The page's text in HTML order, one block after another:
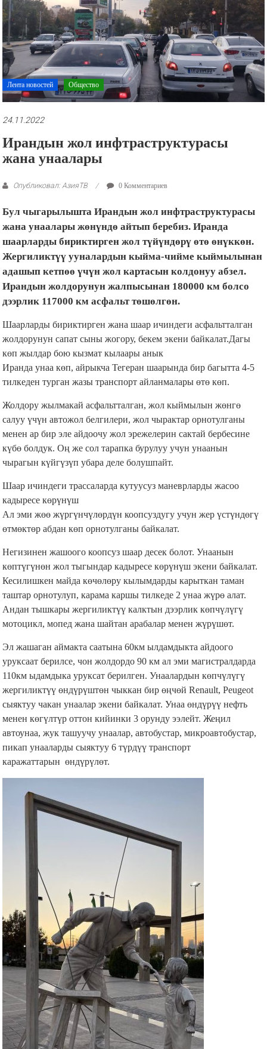
рекламные
ролики
и
презентации.
Лента новостей Общество
Ирандын жол инфтраструктурасы
жана унаалары
Бул чыгарылышта Ирандын жол инфтраструктурасы
жана унаалары жөнүндө айтып беребиз. Иранда
шаарларды бириктирген жол түйүндөрү өтө өнүккөн.
Жергиликтүү ууналардын кыйма-чийме кыймылынан
адашып кетпөө үчүн жол картасын колдонуу абзел.
Ирандын жолдорунун жалпысынан 180000 км болсо
Шаарларды бириктирген жана шаар ичиндеги асфальтталган
жолдорунун сапат сыны жогору, бекем экени байкалат.Дагы
көп жылдар бою кызмат кылаары анык
Иранда унаа көп, айрыкча Тегеран шаарында бир багытта 4-5
Жолдору жылмакай асфальтталган, жол кыймылын жөнгө
салуу үчүн автожол белгилери, жол чырактар орнотулганы
менен ар бир эле айдоочу жол эрежелерин сактай бербесине
күбө болдук. Оң же сол тарапка бурулуу учун унаанын
Шаар ичиндеги трассаларда кутуусуз маневрларды жасоо
кадыресе көрүнүш
Ал эми жөө жүргүнчүлөрдүн коопсуздугу учун жер үстүндөгү
Негизинен жашоого коопсуз шаар десек болот. Унаанын
көптүгүнөн жол тыгындар кадыресе көрүнүш экени байкалат.
Кесилишкен майда көчөлөру кылымдарды карыткан таман
таштар орнотулуп, карама каршы тилкеде 2 унаа жүрө алат.
Андан тышкары жергиликтүү калктын дээрлик көпчүлүгү
Эл жашаган аймакта саатына 60км ылдамдыкта айдоого
уруксаат берилсе, чон жолдордо 90 км ал эми магистралдарда
110км ыдамдыка уруксат берилген. Унаалардын көпчүлүгү
жергиликтүү өндүрүштөн чыккан бир өңчөй Renault, Peugeot
сыяктуу чакан унаалар экени байкалат. Унаа өндүрүү нефть
менен көгүлтүр оттон кийинки 3 орунду ээлейт. Жеңил
автоунаа, жук ташуучу унаалар, автобустар, микроавтобустар,
пикап унааларды сыяктуу 6 түрдүү транспорт